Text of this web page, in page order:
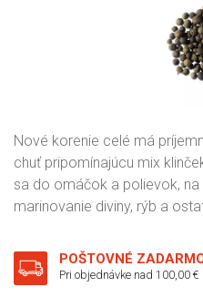
Nové korenie celé má
chuť pripomínajúcu mix
sa do omáčok a polievok, na
marinovanie diviny, rýb a
POŠTOVNÉ
Pri objednávke nad 100,00 €